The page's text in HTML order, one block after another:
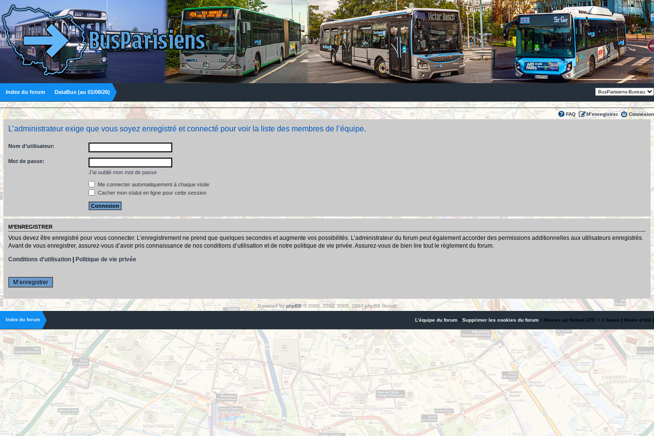
Index du forum DataBus (au 01/08/26)
FAQ M’enregistrer Connexion
L’administrateur exige que vous soyez enregistré et connecté pour voir la liste des membres de l’équipe.
Nom d’utilisateur:
Mot de passe:
J’ai oublié mon mot de passe
Me connecter automatiquement à chaque visite
Cacher mon statut en ligne pour cette session
M’ENREGISTRER
Vous devez être enregistré pour vous connecter. L’enregistrement ne prend que quelques secondes et augmente vos possibilités. L’administrateur du forum peut également accorder des permissions additionnelles aux utilisateurs enregistrés.
Avant de vous enregistrer, assurez-vous d’avoir pris connaissance de nos conditions d’utilisation et de notre politique de vie privée. Assurez-vous de bien lire tout le règlement du forum.
Conditions d’utilisation
Politique de vie privée
M’enregistrer
Powered by phpBB© 2000, 2002, 2005, 2007 phpBB Group
Index du forum L’équipe du forum • Supprimer les cookies du forum • Heures au format UTC + 1 heure [ Heure d’été ]